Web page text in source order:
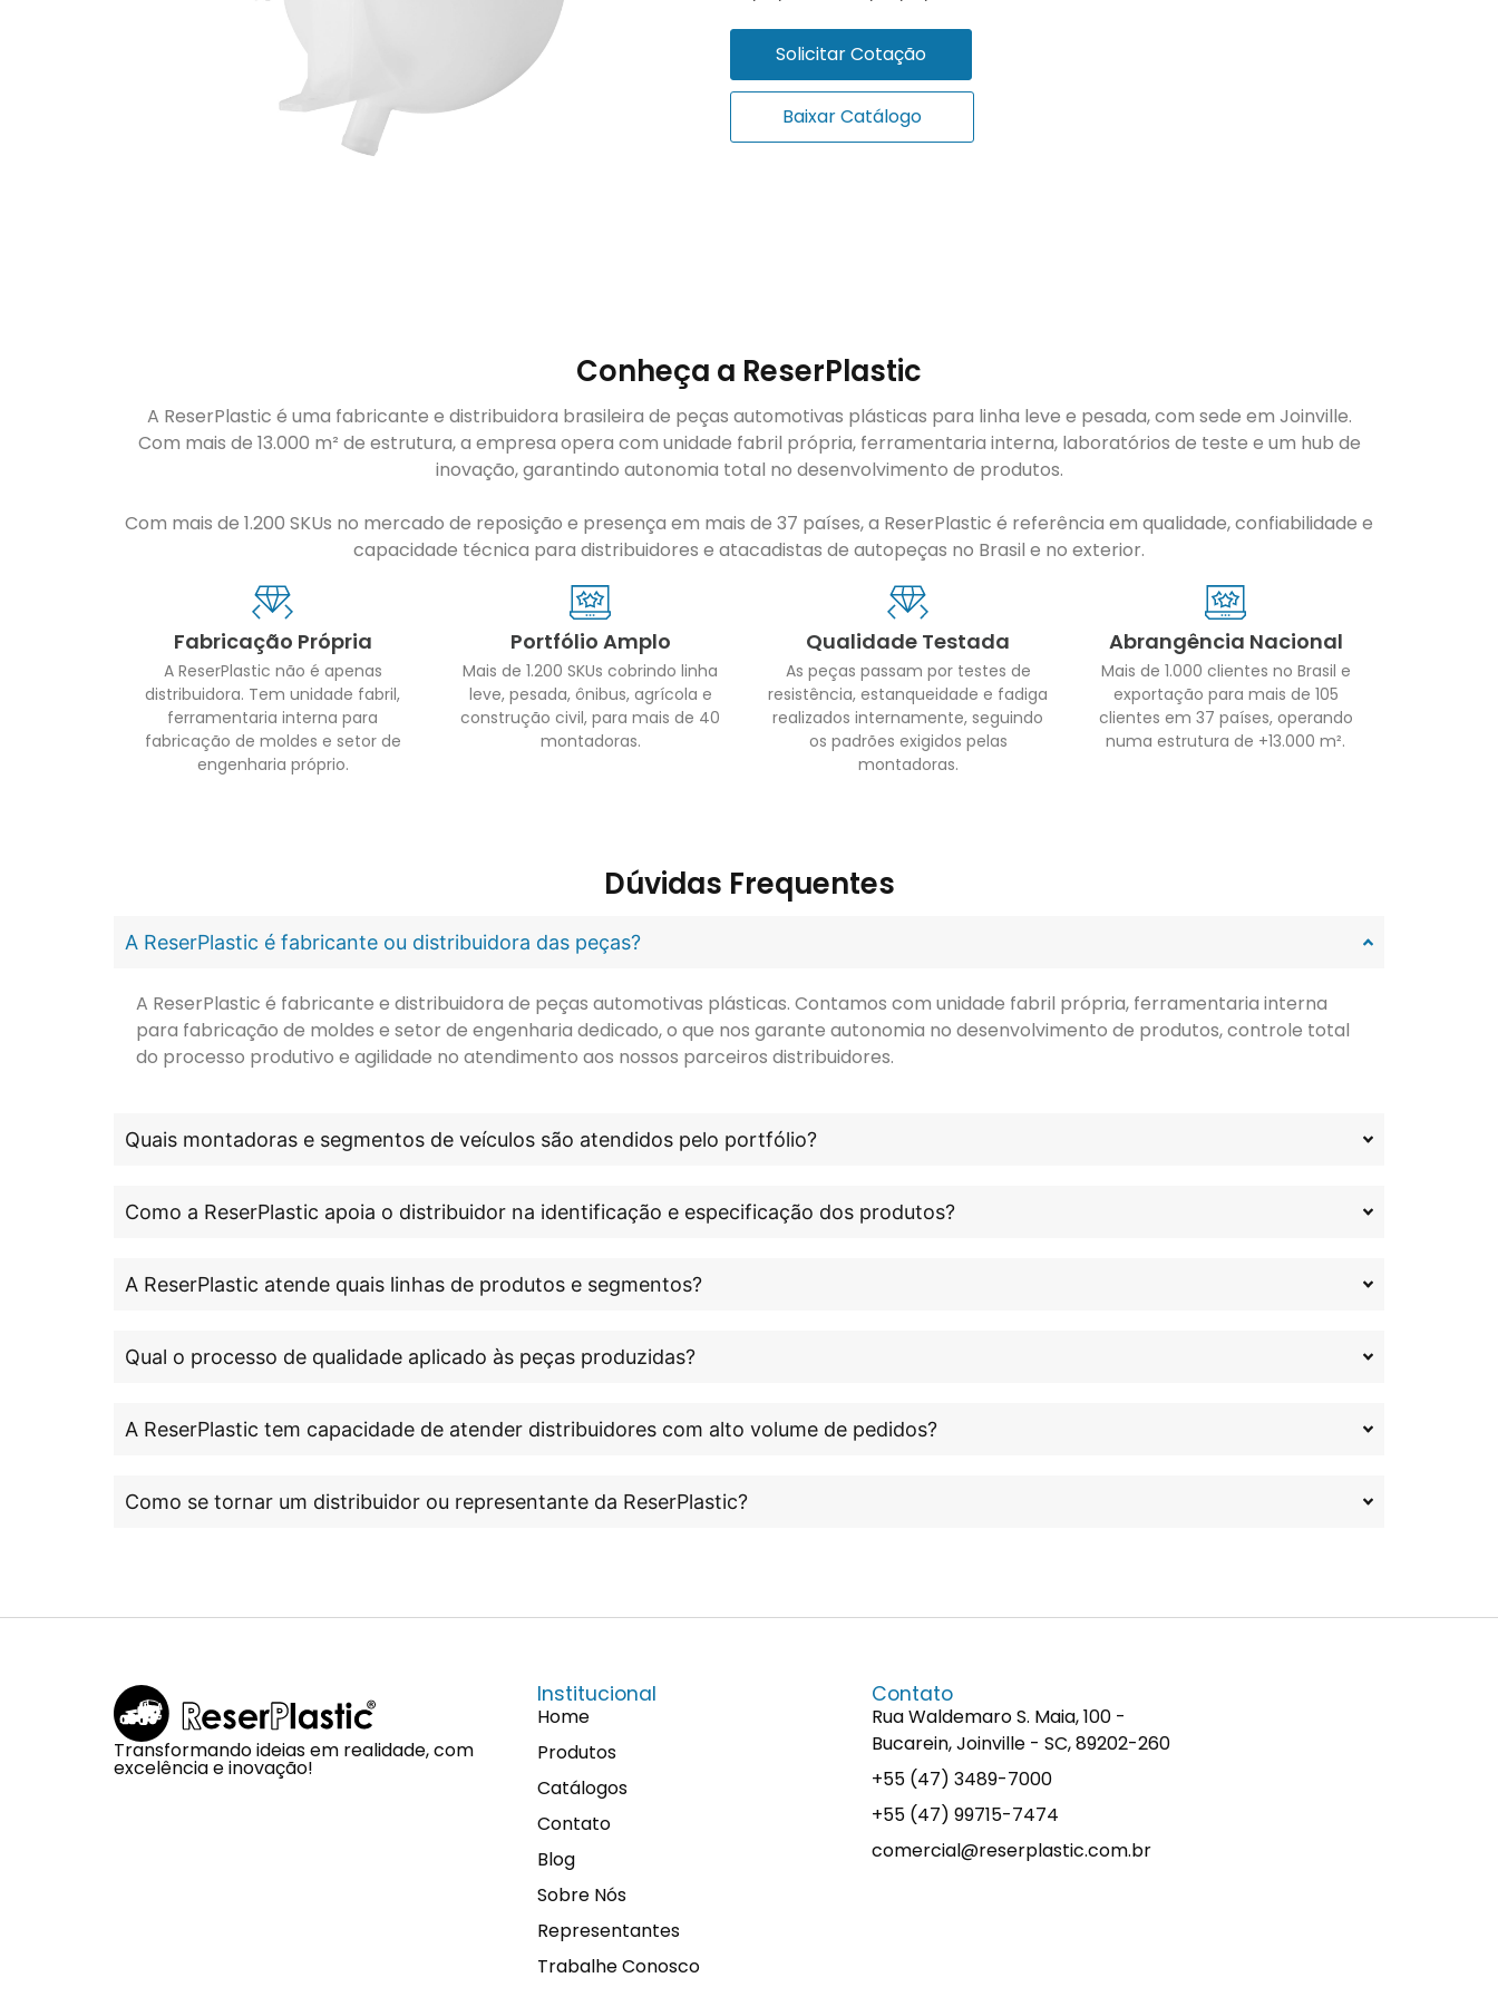
Solicitar Cotação
Baixar Catálogo
Conheça a ReserPlastic
A ReserPlastic é uma fabricante e distribuidora brasileira de peças automotivas plásticas para linha leve e pesada, com sede em Joinville.
Com mais de 13.000 m² de estrutura, a empresa opera com unidade fabril própria, ferramentaria interna, laboratórios de teste e um hub de
inovação, garantindo autonomia total no desenvolvimento de produtos.
Com mais de 1.200 SKUs no mercado de reposição e presença em mais de 37 países, a ReserPlastic é referência em qualidade, confiabilidade e
capacidade técnica para distribuidores e atacadistas de autopeças no Brasil e no exterior.
Fabricação Própria
A ReserPlastic não é apenas
distribuidora. Tem unidade fabril,
ferramentaria interna para
fabricação de moldes e setor de
engenharia próprio.
Portfólio Amplo
Mais de 1.200 SKUs cobrindo linha
leve, pesada, ônibus, agrícola e
construção civil, para mais de 40
montadoras.
Qualidade Testada
As peças passam por testes de
resistência, estanqueidade e fadiga
realizados internamente, seguindo
os padrões exigidos pelas
montadoras.
Abrangência Nacional
Mais de 1.000 clientes no Brasil e
exportação para mais de 105
clientes em 37 países, operando
numa estrutura de +13.000 m².
Dúvidas Frequentes
A ReserPlastic é fabricante ou distribuidora das peças?
A ReserPlastic é fabricante e distribuidora de peças automotivas plásticas. Contamos com unidade fabril própria, ferramentaria interna
para fabricação de moldes e setor de engenharia dedicado, o que nos garante autonomia no desenvolvimento de produtos, controle total
do processo produtivo e agilidade no atendimento aos nossos parceiros distribuidores.
Quais montadoras e segmentos de veículos são atendidos pelo portfólio?
Como a ReserPlastic apoia o distribuidor na identificação e especificação dos produtos?
A ReserPlastic atende quais linhas de produtos e segmentos?
Qual o processo de qualidade aplicado às peças produzidas?
A ReserPlastic tem capacidade de atender distribuidores com alto volume de pedidos?
Como se tornar um distribuidor ou representante da ReserPlastic?
Transformando ideias em realidade, com
excelência e inovação!
Institucional
Home
Produtos
Catálogos
Contato
Blog
Sobre Nós
Representantes
Trabalhe Conosco
Contato
Rua Waldemaro S. Maia, 100 -
Bucarein, Joinville - SC, 89202-260
+55 (47) 3489-7000
+55 (47) 99715-7474
comercial@reserplastic.com.br